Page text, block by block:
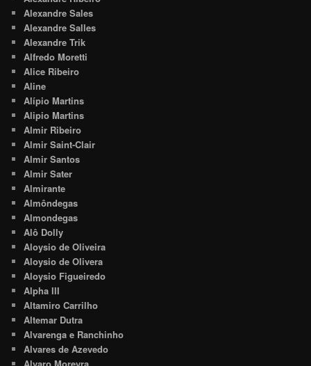
Alexandre Sales
Alexandre Salles
Alexandre Trik
Alfredo Moretti
Alice Ribeiro
Aline
Alípio Martins
Alipio Martins
Almir Ribeiro
Almir Saint-Clair
Almir Santos
Almir Sater
Almirante
Almôndegas
Almondegas
Alô Dolly
Aloysio de Oliveira
Aloysio de Olivera
Aloysio Figueiredo
Alpha III
Altamiro Carrilho
Altemar Dutra
Alvarenga e Ranchinho
Alvares de Azevedo
Alvaro Moreyra